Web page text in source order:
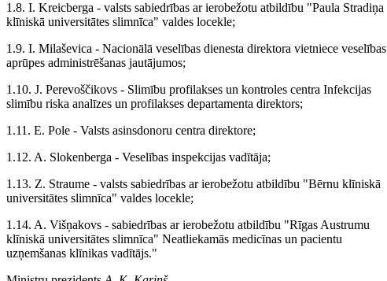
1.8. I. Kreicberga - valsts sabiedrības ar ierobežotu atbildību "Paula Stradiņa
klīniskā universitātes slimnīca" valdes locekle;
1.9. I. Milaševica - Nacionālā veselības dienesta direktora vietniece veselības
aprūpes administrēšanas jautājumos;
1.10. J. Perevoščikovs - Slimību profilakses un kontroles centra Infekcijas
slimību riska analīzes un profilakses departamenta direktors;
1.11. E. Pole - Valsts asinsdonoru centra direktore;
1.12. A. Slokenberga - Veselības inspekcijas vadītāja;
1.13. Z. Straume - valsts sabiedrības ar ierobežotu atbildību "Bērnu klīniskā
universitātes slimnīca" valdes locekle;
1.14. A. Višņakovs - sabiedrības ar ierobežotu atbildību "Rīgas Austrumu
klīniskā universitātes slimnīca" Neatliekamās medicīnas un pacientu
uzņemšanas klīnikas vadītājs."